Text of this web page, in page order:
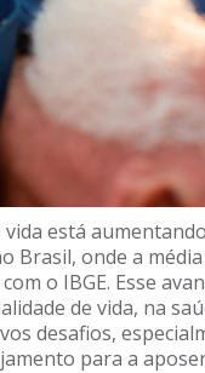
vida está
Brasil, onde a
o IBGE. Esse
de vida, na
desafios,
para a